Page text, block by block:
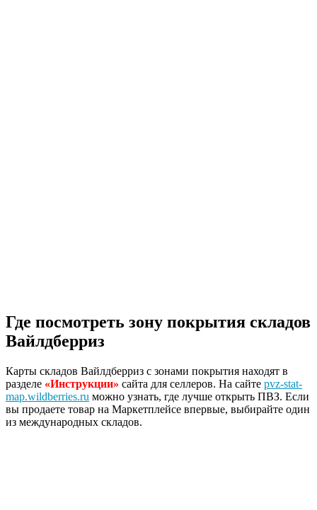
Где посмотреть зону покрытия складов
Вайлдберриз
Карты складов Вайлдберриз с зонами покрытия находят в
разделе «Инструкции» сайта для селлеров. На сайте pvz-stat-
map.wildberries.ru можно узнать, где лучше открыть ПВЗ. Если
вы продаете товар на Маркетплейсе впервые, выбирайте один
из международных складов.